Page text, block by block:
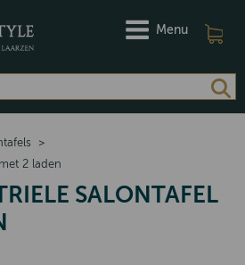
Menu
>
2 laden
SALONTAFEL